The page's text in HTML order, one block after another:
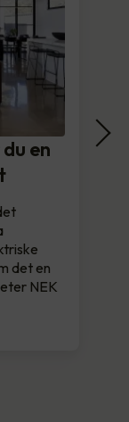
en
det en
NEK